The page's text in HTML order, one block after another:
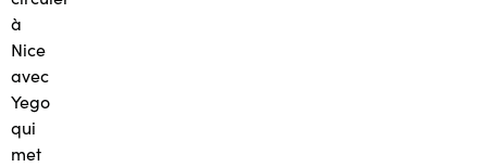
à
Nice
avec
Yego
qui
met